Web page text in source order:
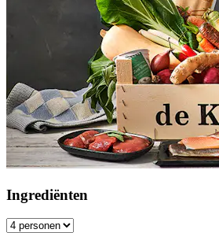
Ingrediënten